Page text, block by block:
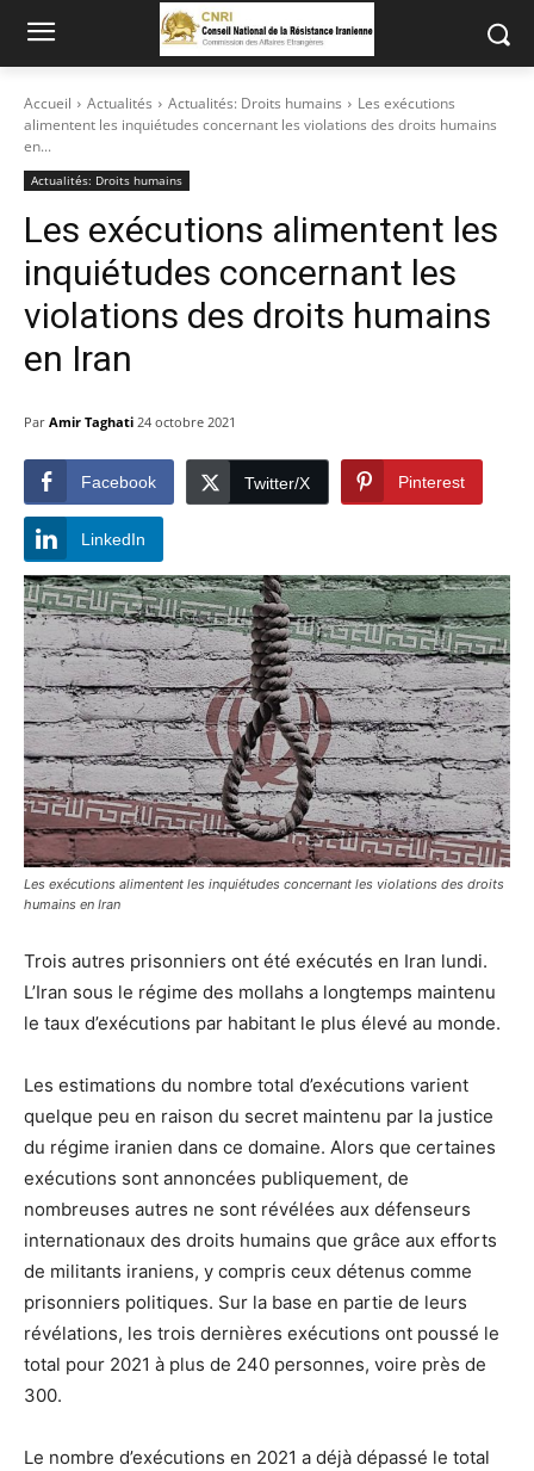
Accueil Actualités Actualités: Droits humains
Les exécutions
alimentent les inquiétudes concernant les violations des droits humains
en...
Actualités: Droits humains
Les exécutions alimentent les
inquiétudes concernant les
violations des droits humains
en Iran
Par Amir Taghati 24 octobre 2021
Facebook Twitter/X Pinterest
LinkedIn
Les exécutions alimentent les inquiétudes concernant les violations des droits
humains en Iran
Trois autres prisonniers ont été exécutés en Iran lundi.
L’Iran sous le régime des mollahs a longtemps maintenu
le taux d’exécutions par habitant le plus élevé au monde.
Les estimations du nombre total d’exécutions varient
quelque peu en raison du secret maintenu par la justice
du régime iranien dans ce domaine. Alors que certaines
exécutions sont annoncées publiquement, de
nombreuses autres ne sont révélées aux défenseurs
internationaux des droits humains que grâce aux efforts
de militants iraniens, y compris ceux détenus comme
prisonniers politiques. Sur la base en partie de leurs
révélations, les trois dernières exécutions ont poussé le
total pour 2021 à plus de 240 personnes, voire près de
300.
Le nombre d’exécutions en 2021 a déjà dépassé le total